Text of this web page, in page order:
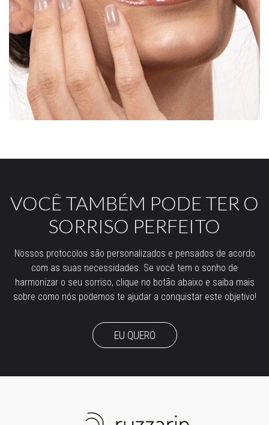
VOCÊ TAMBÉM PODE TER O
SORRISO PERFEITO
Nossos protocolos são personalizados e pensados de acordo
com as suas necessidades. Se você tem o sonho de
harmonizar o seu sorriso, clique no botão abaixo e saiba mais
sobre como nós podemos te ajudar a conquistar este objetivo!
EU QUERO